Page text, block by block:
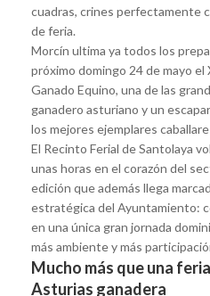
cuadras, crines perfectamente
de feria.
Morcín ultima ya todos los
próximo domingo 24 de mayo
Ganado Equino, una de las
ganadero asturiano y un
los mejores ejemplares
El Recinto Ferial de Santolaya
unas horas en el corazón del
edición que además llega
estratégica del Ayuntamiento:
en una única gran jornada
más ambiente y más
Mucho más que una
Asturias ganadera